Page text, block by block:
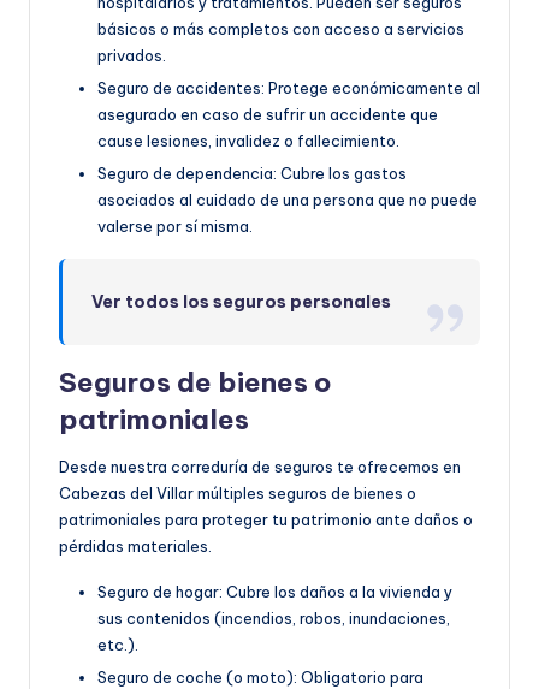
básicos o más completos con acceso a servicios
privados.
Seguro de accidentes: Protege económicamente al
asegurado en caso de sufrir un accidente que
cause lesiones, invalidez o fallecimiento.
Seguro de dependencia: Cubre los gastos
asociados al cuidado de una persona que no puede
valerse por sí misma.
Ver todos los seguros personales
Seguros de bienes o
patrimoniales
Desde nuestra correduría de seguros te ofrecemos en
Cabezas del Villar múltiples seguros de bienes o
patrimoniales para proteger tu patrimonio ante daños o
pérdidas materiales.
Seguro de hogar: Cubre los daños a la vivienda y
sus contenidos (incendios, robos, inundaciones,
etc.).
Seguro de coche (o moto): Obligatorio para